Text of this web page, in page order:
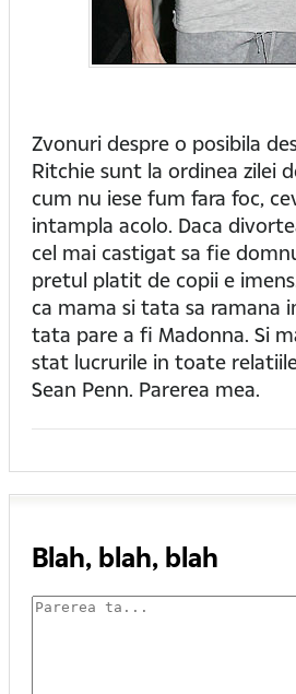
Zvonuri despre o posibila
Ritchie sunt la ordinea zilei
cum nu iese fum fara foc,
intampla acolo. Daca
cel mai castigat sa fie
pretul platit de copii e
ca mama si tata sa ramana
tata pare a fi Madonna. Si
stat lucrurile in toate
Sean Penn. Parerea mea.
Blah, blah, blah